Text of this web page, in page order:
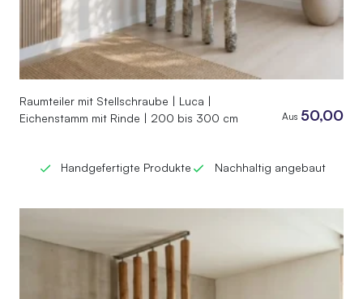
Raumteiler mit Stellschraube | Luca |
Eichenstamm mit Rinde | 200 bis 300 cm
Aus 50,00
Handgefertigte Produkte Nachhaltig angebaut